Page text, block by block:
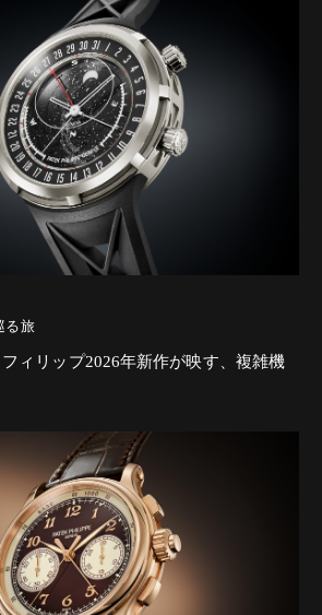
る旅
ィリップ2026年新作が映す、複雑機